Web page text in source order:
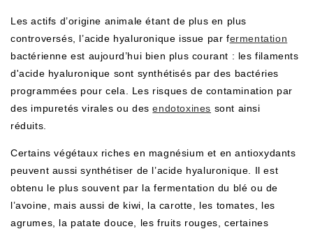
Les actifs d’origine animale étant de plus en plus
controversés, l’acide hyaluronique issue par fermentation
bactérienne est aujourd’hui bien plus courant : les filaments
d'acide hyaluronique sont synthétisés par des bactéries
programmées pour cela. Les risques de contamination par
des impuretés virales ou desendotoxines sont ainsi
réduits.
Certains végétaux riches en magnésium et en antioxydants
peuvent aussi synthétiser de l’acide hyaluronique. Il est
obtenu le plus souvent par la fermentation du blé ou de
l’avoine, mais aussi de kiwi, la carotte, les tomates, les
agrumes, la patate douce, les fruits rouges, certaines